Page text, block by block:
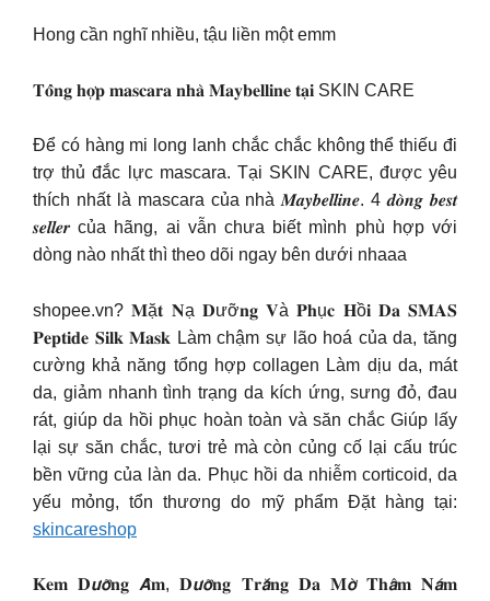
Hong cần nghĩ nhiều, tậu liền một emm
𝐓𝐨̂̉𝐧𝐠 𝐡𝐨̛̣𝐩 𝐦𝐚𝐬𝐜𝐚𝐫𝐚 𝐧𝐡𝐚̀ 𝐌𝐚𝐲𝐛𝐞𝐥𝐥𝐢𝐧𝐞 𝐭𝐚̣𝐢 SKIN CARE
Để có hàng mi long lanh chắc chắc không thể thiếu đi
trợ thủ đắc lực mascara. Tại SKIN CARE, được yêu
thích nhất là mascara của nhà 𝑴𝒂𝒚𝒃𝒆𝒍𝒍𝒊𝒏𝒆. 4 𝒅𝒐̀𝒏𝒈 𝒃𝒆𝒔𝒕
𝒔𝒆𝒍𝒍𝒆𝒓 của hãng, ai vẫn chưa biết mình phù hợp với
dòng nào nhất thì theo dõi ngay bên dưới nhaaa
shopee.vn? 𝐌ặ𝐭 𝐍ạ 𝐃ưỡ𝐧𝐠 𝐕à 𝐏𝐡ụ𝐜 𝐇ồ𝐢 𝐃𝐚 𝐒𝐌𝐀𝐒
𝐏𝐞𝐩𝐭𝐢𝐝𝐞 𝐒𝐢𝐥𝐤 𝐌𝐚𝐬𝐤 Làm chậm sự lão hoá của da, tăng
cường khả năng tổng hợp collagen Làm dịu da, mát
da, giảm nhanh tình trạng da kích ứng, sưng đỏ, đau
rát, giúp da hồi phục hoàn toàn và săn chắc Giúp lấy
lại sự săn chắc, tươi trẻ mà còn củng cố lại cấu trúc
bền vững của làn da. Phục hồi da nhiễm corticoid, da
yếu mỏng, tổn thương do mỹ phẩm Đặt hàng tại:
skincareshop
𝐊𝐞𝐦 𝐃𝙪̛𝙤̛̃𝐧𝐠 𝘼̂̉𝐦, 𝐃𝙪̛𝙤̛̃𝐧𝐠 𝐓𝐫𝙖̆́𝐧𝐠 𝐃𝐚 𝐌𝙤̛̀ 𝐓𝐡𝙖̂𝐦 𝐍𝙖́𝐦